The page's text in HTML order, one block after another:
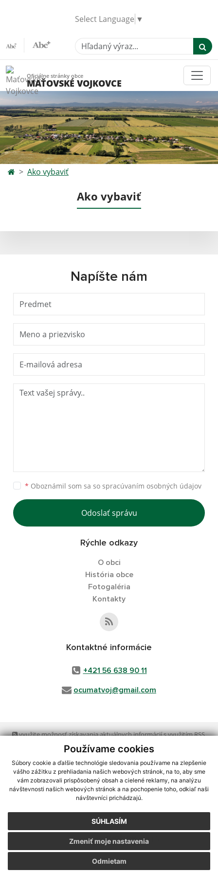
Používame cookies
Súbory cookie a ďalšie technológie sledovania používame na zlepšenie
vášho zážitku z prehliadania našich webových stránok, na to, aby sme
vám zobrazovali prispôsobený obsah a cielené reklamy, na analýzu
návštevnosti našich webových stránok a na pochopenie toho, odkiaľ naši
návštevníci prichádzajú.
SÚHLASÍM
Odmietam
Zmeniť moje nastavenia
Select Language ▼
Hľadaný výraz...
Oficiálne stránky obce
MAŤOVSKÉ VOJKOVCE
Ako vybaviť
Ako vybaviť
Napíšte nám
* Oboznámil som sa so spracúvaním osobných údajov
Odoslať správu
Rýchle odkazy
O obci
História obce
Fotogaléria
Kontakty
Kontaktné informácie
+421 56 638 90 11
ocumatvoj@gmail.com
využite možnosť získavania aktuálnych informácií s využitím RSS,
CMS systém (redakčný) systém ECHELON 2, Mapa stránok
webex.digital, s.r.o.,domény,registrácia domény
spoločnosť webex.digital, s.r.o.,technický prevádzkovateľ
Posledná aktualizácia:05.08.2026
Vytlačiť stránku|Vyhlásenie o prístupnosti
webdesign |